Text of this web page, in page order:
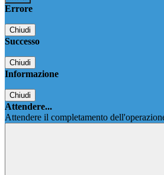
Errore
Chiudi
Successo
Chiudi
Informazione
Chiudi
Attendere...
Attendere il completamento